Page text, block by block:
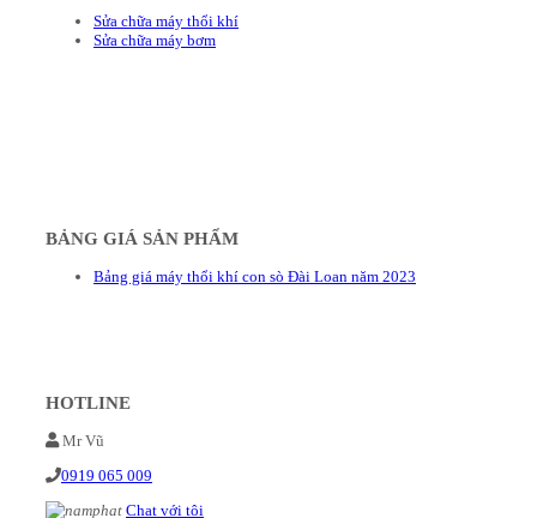
Sửa chữa máy thổi khí
Sửa chữa máy bơm
BẢNG GIÁ SẢN PHẨM
Bảng giá máy thổi khí con sò Đài Loan năm 2023
HOTLINE
Mr Vũ
0919 065 009
Chat với tôi